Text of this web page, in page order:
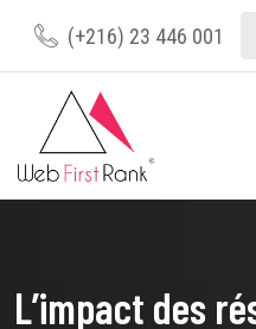
(+216) 23 446 001
L’impact des